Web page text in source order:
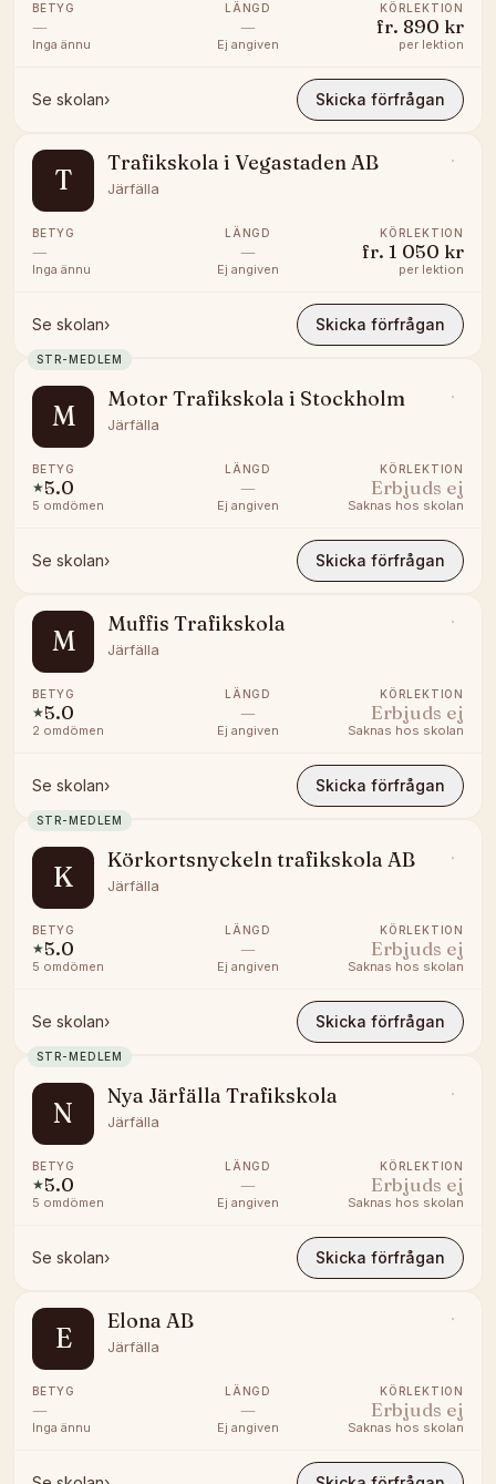
BETYG
—
Inga ännu
LÄNGD
—
Ej angiven
KÖRLEKTION
fr. 890 kr
per lektion
Se skolan› Skicka förfrågan
T
Trafikskola i Vegastaden AB
Järfälla
BETYG
—
Inga ännu
LÄNGD
—
Ej angiven
KÖRLEKTION
fr. 1 050 kr
per lektion
Se skolan› Skicka förfrågan
STR-MEDLEM
M
Motor Trafikskola i Stockholm
Järfälla
BETYG
★5.0
5 omdömen
LÄNGD
—
Ej angiven
KÖRLEKTION
Erbjuds ej
Saknas hos skolan
Se skolan› Skicka förfrågan
M
Muffis Trafikskola
Järfälla
BETYG
★5.0
2 omdömen
LÄNGD
—
Ej angiven
KÖRLEKTION
Erbjuds ej
Saknas hos skolan
Se skolan› Skicka förfrågan
STR-MEDLEM
K
Körkortsnyckeln trafikskola AB
Järfälla
BETYG
★5.0
5 omdömen
LÄNGD
—
Ej angiven
KÖRLEKTION
Erbjuds ej
Saknas hos skolan
Se skolan› Skicka förfrågan
STR-MEDLEM
N
Nya Järfälla Trafikskola
Järfälla
BETYG
★5.0
5 omdömen
LÄNGD
—
Ej angiven
KÖRLEKTION
Erbjuds ej
Saknas hos skolan
Se skolan› Skicka förfrågan
E
Elona AB
Järfälla
BETYG
—
Inga ännu
LÄNGD
—
Ej angiven
KÖRLEKTION
Erbjuds ej
Saknas hos skolan